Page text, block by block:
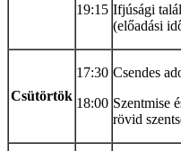
19:15 Ifjúsági
(előadási
Csütörtök
17:30
18:00
Csendes
Szentmise
rövid